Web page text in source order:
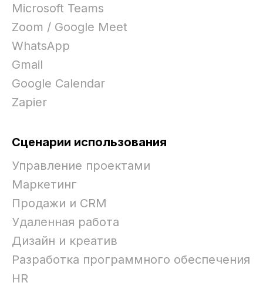
Microsoft Teams
Zoom / Google Meet
WhatsApp
Gmail
Google Calendar
Zapier
Сценарии использования
Управление проектами
Маркетинг
Продажи и CRM
Удаленная работа
Дизайн и креатив
Разработка программного обеспечения
HR